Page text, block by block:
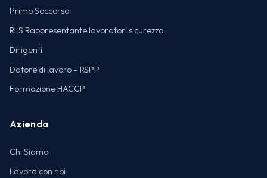
Primo Soccorso
RLS Rappresentante lavoratori sicurezza
Dirigenti
Datore di lavoro – RSPP
Formazione HACCP
Azienda
Chi Siamo
Lavora con noi